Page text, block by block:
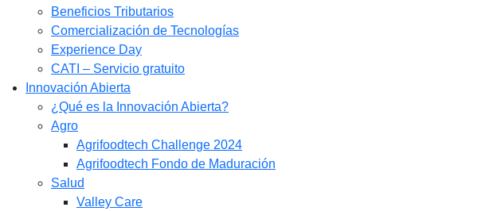
Beneficios Tributarios
Comercialización de Tecnologías
Experience Day
CATI – Servicio gratuito
Innovación Abierta
¿Qué es la Innovación Abierta?
Agro
Agrifoodtech Challenge 2024
Agrifoodtech Fondo de Maduración
Salud
Valley Care